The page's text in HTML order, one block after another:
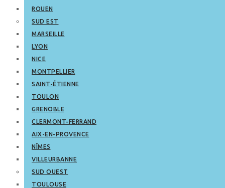
ROUEN
SUD EST
MARSEILLE
LYON
NICE
MONTPELLIER
SAINT-ÉTIENNE
TOULON
GRENOBLE
CLERMONT-FERRAND
AIX-EN-PROVENCE
NÎMES
VILLEURBANNE
SUD OUEST
TOULOUSE